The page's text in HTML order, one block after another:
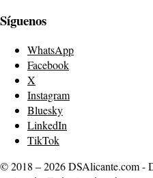
Síguenos
WhatsApp
Facebook
X
Instagram
Bluesky
LinkedIn
TikTok
© 2018 – 2026 DSAlicante.com -